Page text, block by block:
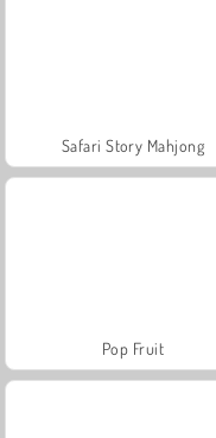
Safari Story Mahjong
Pop Fruit